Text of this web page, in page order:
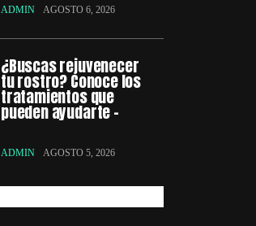
ADMIN AGOSTO 6, 2026
¿Buscas rejuvenecer
tu rostro? Conoce los
tratamientos que
pueden ayudarte –
ADMIN AGOSTO 5, 2026